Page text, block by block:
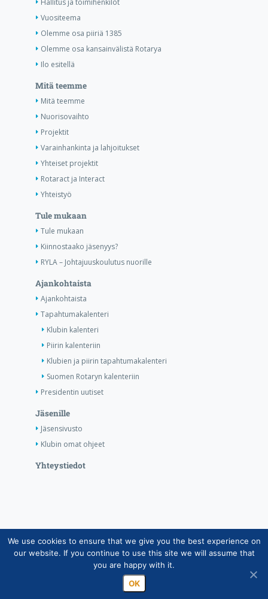
Hallitus ja toimihenkilöt
Vuositeema
Olemme osa piiriä 1385
Olemme osa kansainvälistä Rotarya
Ilo esitellä
Mitä teemme
Mitä teemme
Nuorisovaihto
Projektit
Varainhankinta ja lahjoitukset
Yhteiset projektit
Rotaract ja Interact
Yhteistyö
Tule mukaan
Tule mukaan
Kiinnostaako jäsenyys?
RYLA – Johtajuuskoulutus nuorille
Ajankohtaista
Ajankohtaista
Tapahtumakalenteri
Klubin kalenteri
Piirin kalenteriin
Klubien ja piirin tapahtumakalenteri
Suomen Rotaryn kalenteriin
Presidentin uutiset
Jäsenille
Jäsensivusto
Klubin omat ohjeet
Yhteystiedot
Copyright © Suomen Rotarypalvelu ry 2026 |
Jäsentietojärjestelmän tietosuojaseloste| Henkilötietojen
käsittely Rotarytoiminnassa
We use cookies to ensure that we give you the best experience on
our website. If you continue to use this site we will assume that
you are happy with it.
OK